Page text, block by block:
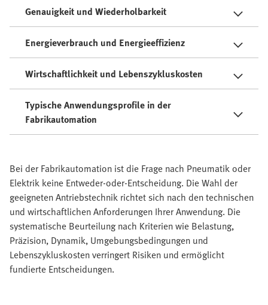
Genauigkeit und Wiederholbarkeit
Energieverbrauch und Energieeffizienz
Wirtschaftlichkeit und Lebenszykluskosten
Typische Anwendungsprofile in der
Fabrikautomation
Bei der Fabrikautomation ist die Frage nach Pneumatik oder
Elektrik keine Entweder-oder-Entscheidung. Die Wahl der
geeigneten Antriebstechnik richtet sich nach den technischen
und wirtschaftlichen Anforderungen Ihrer Anwendung. Die
systematische Beurteilung nach Kriterien wie Belastung,
Präzision, Dynamik, Umgebungsbedingungen und
Lebenszykluskosten verringert Risiken und ermöglicht
fundierte Entscheidungen.